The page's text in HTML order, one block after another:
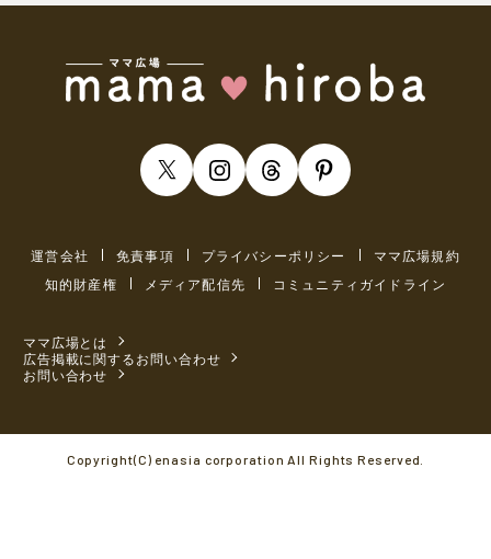
運営会社 免責事項 プライバシーポリシー
ママ広場規約
知的財産権
メディア配信先 コミュニティガイドライン
ママ広場とは
広告掲載に関するお問い合わせ
お問い合わせ
Copyright(C) enasia corporation All Rights Reserved.